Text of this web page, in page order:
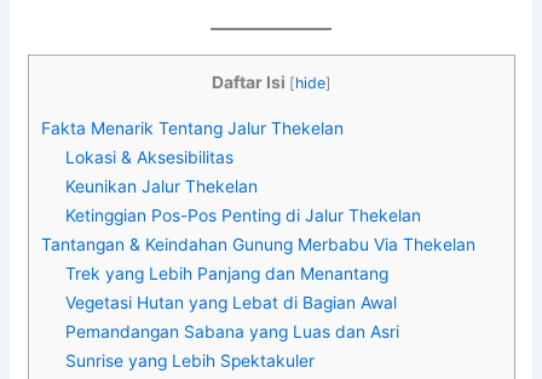
Daftar Isi [hide]
Fakta Menarik Tentang Jalur Thekelan
Lokasi & Aksesibilitas
Keunikan Jalur Thekelan
Ketinggian Pos-Pos Penting di Jalur Thekelan
Tantangan & Keindahan Gunung Merbabu Via Thekelan
Trek yang Lebih Panjang dan Menantang
Vegetasi Hutan yang Lebat di Bagian Awal
Pemandangan Sabana yang Luas dan Asri
Sunrise yang Lebih Spektakuler